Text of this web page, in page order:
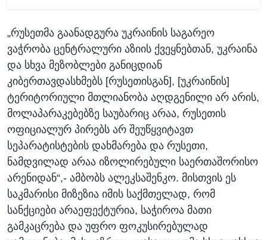
„რუსეთმა გაანადგურა უკრაინის საგარეო
ვაჭრობა ცენტრალური აზიის ქვეყნებთან, უკრაინა
და სხვა მეზობლები განიცდიან
კიბერთავდასხმებს [რუსეთისგან], [უკრაინის]
ტერიტორიული მთლიანობა აღდგენილი არ არის,
მოლაპარაკებებზე საუბარიც არაა, რუსეთის
ოფიციალურ პირებს არ შეუწყვიტავთ
სეპარატისტების დახმარება და რუსეთი,
ნამდვილად არაა იზოლირებული საერთაშორისო
არენიდან“,- ამბობს ალეკსაშენკო. მისთვის ეს
საკმარისი მიზეზია იმის საქმთელად, რომ
სანქციები არაეფექტურია, საჭიროა მათი
გამკაცრება და უფრო ფოკუსირებულად